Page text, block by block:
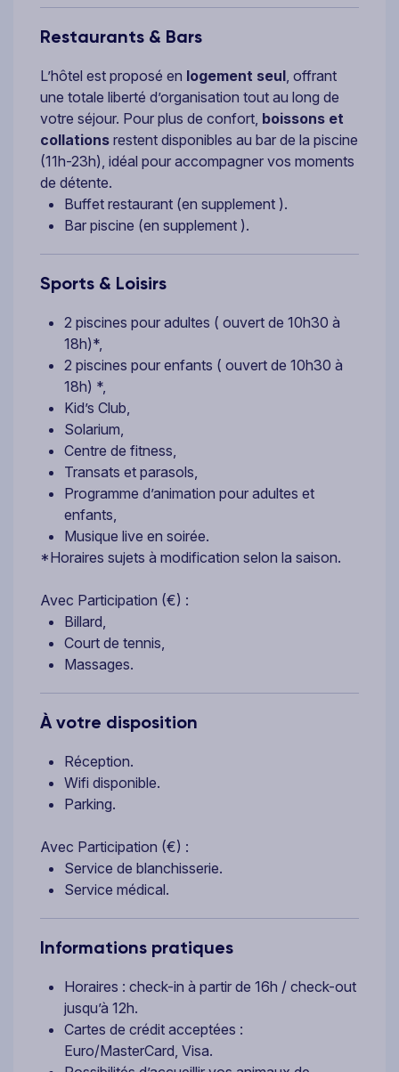
Restaurants & Bars
L’hôtel est proposé en logement seul , offrant
une totale liberté d’organisation tout au long de
votre séjour. Pour plus de confort, boissons et
collations restent disponibles au bar de la piscine
(11h-23h), idéal pour accompagner vos moments
de détente.
Buffet restaurant (en supplement ).
Bar piscine (en supplement ).
Sports & Loisirs
2 piscines pour adultes ( ouvert de 10h30 à
18h)*,
2 piscines pour enfants ( ouvert de 10h30 à
18h) *,
Kid’s Club,
Solarium,
Centre de fitness,
Transats et parasols,
Programme d’animation pour adultes et
enfants,
Musique live en soirée.
*Horaires sujets à modification selon la saison.
Avec Participation (€) :
Billard,
Court de tennis,
Massages.
À votre disposition
Réception.
Wifi disponible.
Parking.
Avec Participation (€) :
Service de blanchisserie.
Service médical.
Informations pratiques
Horaires : check-in à partir de 16h / check-out
jusqu’à 12h.
Cartes de crédit acceptées :
Euro/MasterCard, Visa.